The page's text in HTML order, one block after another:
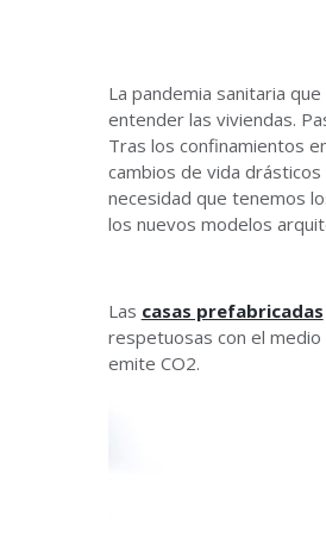
La pandemia sanitaria
entender las viviendas.
Tras los confinamientos
cambios de vida drásticos
necesidad que tenemos
los nuevos modelos
Las casas prefabricadas
respetuosas con el
emite CO2.